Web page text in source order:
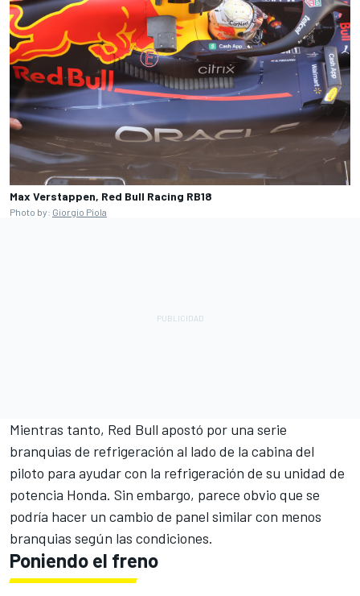
Max Verstappen, Red Bull Racing RB18
Photo by: Giorgio Piola
Mientras tanto, Red Bull apostó por una serie
branquias de refrigeración al lado de la cabina del
piloto para ayudar con la refrigeración de su unidad de
potencia Honda. Sin embargo, parece obvio que se
podría hacer un cambio de panel similar con menos
branquias según las condiciones.
Poniendo el freno